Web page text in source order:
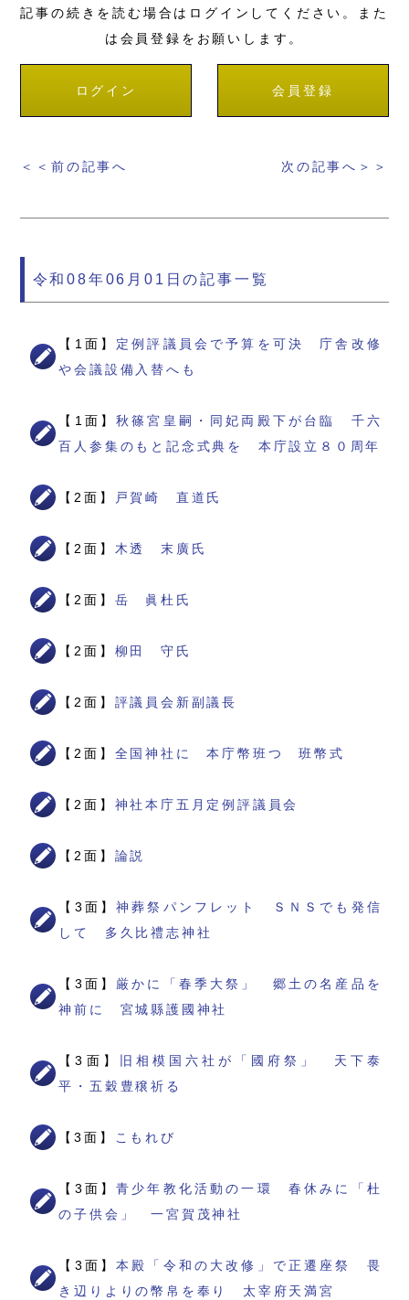
記事の続きを読む場合はログインしてください。また
は会員登録をお願いします。
ログイン 会員登録
＜＜前の記事へ 次の記事へ＞＞
令和08年06月01日の記事一覧
【1面】 定例評議員会で予算を可決 庁舎改修
や会議設備入替へも
【1面】秋篠宮皇嗣・同妃両殿下が台臨 千六
百人参集のもと記念式典を 本庁設立８０周年
【2面】 戸賀崎 直道氏
【2面】 木透 末廣氏
【2面】 岳 眞杜氏
【2面】 柳田 守氏
【2面】 評議員会新副議長
【2面】 全国神社に 本庁幣班つ 班幣式
【2面】 神社本庁五月定例評議員会
【2面】 論説
【3面】神葬祭パンフレット ＳＮＳでも発信
して 多久比禮志神社
【3面】 厳かに「春季大祭」 郷土の名産品を
神前に 宮城縣護國神社
【3面】
旧相模国六社が「國府祭」 天下泰
平・五穀豊穣祈る
【3面】 こもれび
【3面】青少年教化活動の一環 春休みに「杜
の子供会」 一宮賀茂神社
【3面】本殿「令和の大改修」で正遷座祭 畏
き辺りよりの幣帛を奉り 太宰府天満宮